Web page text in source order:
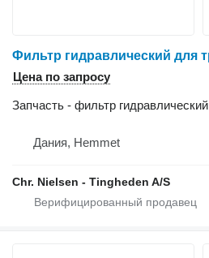
Цена по запросу
Запчасть - фильтр гидравлический
Дания, Hemmet
Chr. Nielsen - Tingheden A/S